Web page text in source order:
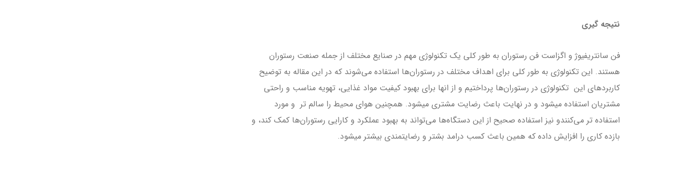
نتیجه گیری
فن سانتریفیوژ و اگزاست فن رستوران به طور کلی يك تکنولوژی مهم در صنایع مختلف از جمله صنعت رستوران
هستند. این تکنولوژی به طور کلی برای اهداف مختلف در رستوران‌ها استفاده می‌شوند که در این مقاله به توضیح
کاربردهای این تکنولوژی در رستوران‌ها پرداختیم و از انها برای بهبود کیفیت مواد غذایی، تهویه مناسب و راحتی
مشتریان استفاده میشود و در نهایت باعث رضایت مشتری میشود. همچنین هوای محیط را سالم تر و مورد
استفاده تر می‌کنندو نیز استفاده صحیح از این دستگاه‌ها می‌تواند به بهبود عملکرد و کارایی رستوران‌ها کمک کند، و
بازده کاری را افزایش داده که همین باعث کسب درامد بشتر و رضایتمندی بیشتر میشود.